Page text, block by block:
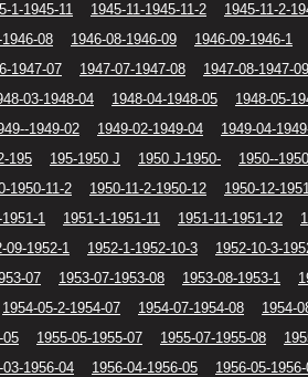
1-1945-11 1945-11-1945-11-2 1945-11-2-
08 1946-08-1946-09 1946-09-1946-1
1947-07 1947-07-1947-08 1947-08-1947-09
03-1948-04 1948-04-1948-05 1948-05-
1949-02 1949-02-1949-04 1949-04-
195 195-1950 J 1950 J-1950- 1950--
1950-11-2 1950-11-2-1950-12 1950-12-
1 1951-1-1951-11 1951-11-1951-12
09-1952-1 1952-1-1952-10-3 1952-10-3-
07 1953-07-1953-08 1953-08-1953-1
1954-05-2-1954-07 1954-07-1954-08 1954-
05 1955-05-1955-07 1955-07-1955-08
03-1956-04 1956-04-1956-05 1956-05-